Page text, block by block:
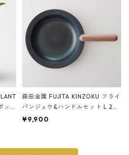
ッ
藤田金属 FUJITA KINZOKU フライ
パンジュウ&ハンドルセット L 24c
m ガス火・IH対応 鉄フライパン
¥9,900